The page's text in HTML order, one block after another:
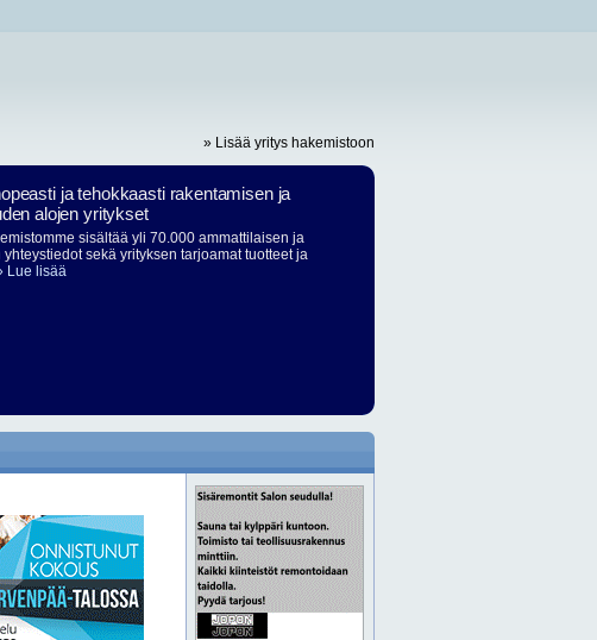
» Lisää yritys hakemistoon
ja tehokkaasti rakentamisen ja
alojen yritykset
sisältää yli 70.000 ammattilaisen ja
yhteystiedot sekä yrityksen tarjoamat tuotteet ja
Lue lisää